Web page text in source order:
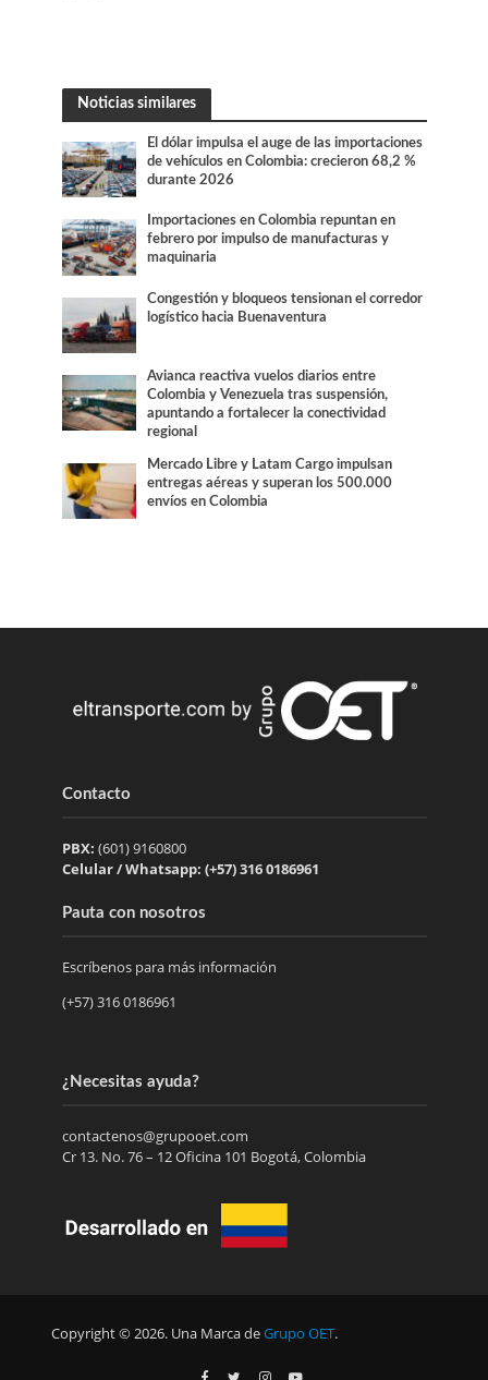
Noticias similares
El dólar impulsa el auge de las importaciones
de vehículos en Colombia: crecieron 68,2 %
durante 2026
Importaciones en Colombia repuntan en
febrero por impulso de manufacturas y
maquinaria
Congestión y bloqueos tensionan el corredor
logístico hacia Buenaventura
Avianca reactiva vuelos diarios entre
Colombia y Venezuela tras suspensión,
apuntando a fortalecer la conectividad
regional
Mercado Libre y Latam Cargo impulsan
entregas aéreas y superan los 500.000
envíos en Colombia
Contacto
PBX: (601) 9160800
Celular / Whatsapp: (+57) 316 0186961
Pauta con nosotros
Escríbenos para más información
(+57) 316 0186961
¿Necesitas ayuda?
contactenos@grupooet.com
Cr 13. No. 76 – 12 Oficina 101 Bogotá, Colombia
Copyright © 2026. Una Marca deGrupo OET.